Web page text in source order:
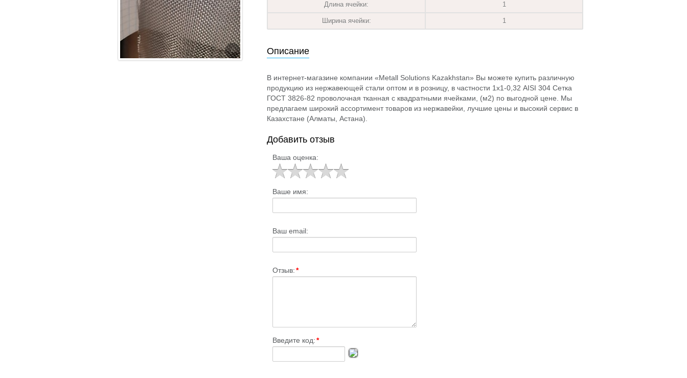
Длина ячейки: 1
Ширина ячейки: 1
Описание
В интернет-магазине компании «Metall Solutions Kazakhstan» Вы можете купить различную
продукцию из нержавеющей стали оптом и в розницу, в частности 1х1-0,32 AISI 304 Сетка
ГОСТ 3826-82 проволочная тканная с квадратными ячейками, (м2) по выгодной цене. Мы
предлагаем широкий ассортимент товаров из нержавейки, лучшие цены и высокий сервис в
Казахстане (Алматы, Астана).
Добавить отзыв
Ваша оценка:
Ваше имя:
Ваш email:
Отзыв:*
Введите код:*